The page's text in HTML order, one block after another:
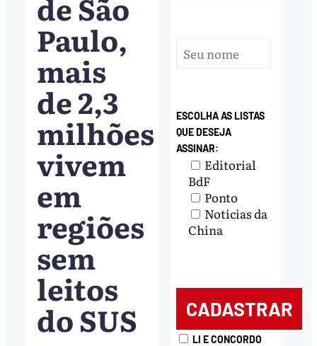
Paulo,
mais
de 2,3
milhões
vivem
em
regiões
sem
leitos
do SUS
ESCOLHA AS LISTAS
QUE DESEJA
ASSINAR:
Editorial
BdF
Ponto
Notícias da
China
LI E CONCORDO